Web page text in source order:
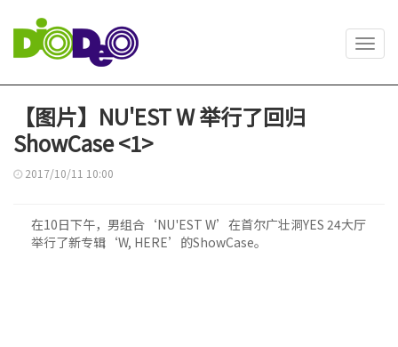
【图片】NU'EST W 举行了回归
ShowCase <1>
2017/10/11 10:00
在10日下午，男组合‘NU'EST W’在首尔广壮洞YES 24大厅
举行了新专辑‘W, HERE’的ShowCase。